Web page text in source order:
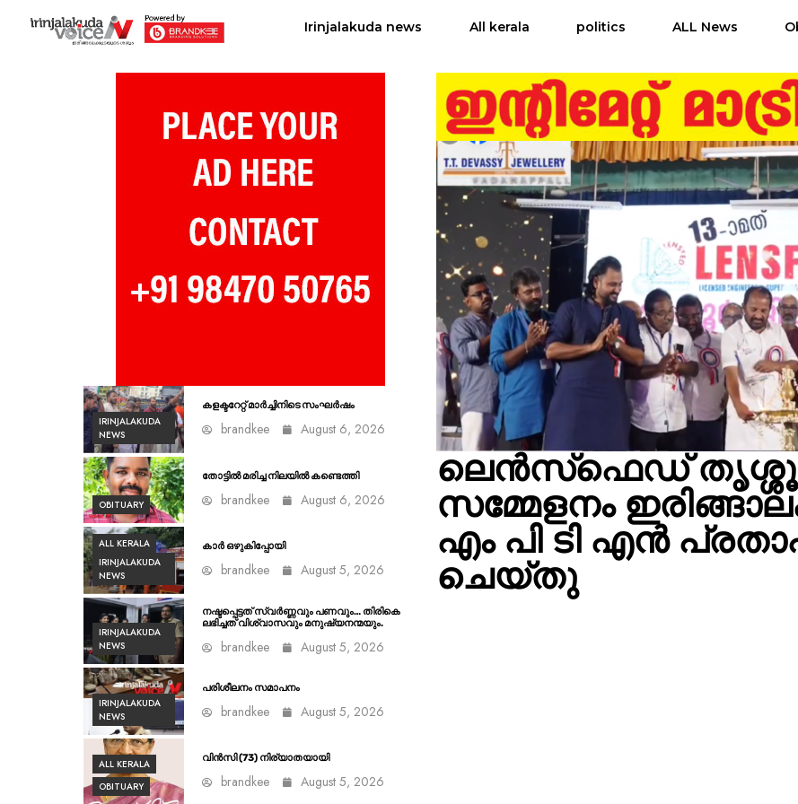
Irinjalakuda news All kerala politics ALL News
ലെന്‍സ്‌ഫെഡ് തൃശ്ശൂര്‍
സമ്മേളനം
എം പി ടി എന്‍
ചെയ്തു
IRINJALAKUDA
NEWS
കളക്ടറേറ്റ് മാർച്ചിനിടെ സംഘർഷം
brandkee August 6, 2026
OBITUARY
തോട്ടിൽ മരിച്ച നിലയിൽ കണ്ടെത്തി
brandkee August 6, 2026
ALL KERALA
IRINJALAKUDA
NEWS
കാർ ഒഴുകിപ്പോയി
brandkee August 5, 2026
IRINJALAKUDA
NEWS
നഷ്ടപ്പെട്ടത് സ്വർണ്ണവും പണവും… തിരികെ
ലഭിച്ചത് വിശ്വാസവും മനുഷ്യനന്മയും.
brandkee August 5, 2026
IRINJALAKUDA
NEWS
പരിശീലനം സമാപനം
brandkee August 5, 2026
ALL KERALA
OBITUARY
വിൻസി (73) നിര്യാതയായി
brandkee August 5, 2026